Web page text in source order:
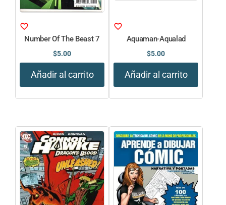
Number Of The Beast 7
$5.00
Añadir al carrito
Aquaman-Aqualad
$5.00
Añadir al carrito